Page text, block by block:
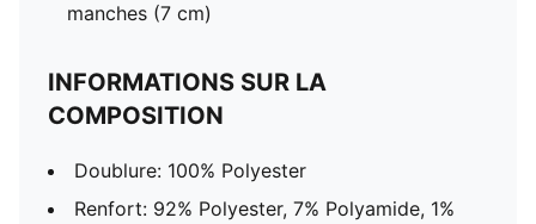
manches (7 cm)
INFORMATIONS SUR LA
COMPOSITION
Doublure: 100% Polyester
Renfort: 92% Polyester, 7% Polyamide, 1%